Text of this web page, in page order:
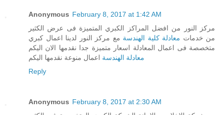
Anonymous February 8, 2017 at 1:42 AM
مركز النور من افضل المراكز الكبري المتميزة فى عرض الكثير
من خدمات معادلة كلية الهندسة مع مركز النور لدينا اعمال كبري
متخصصة فى اعمال المعادلة اسعار متميزة جدا نقدمها الان اليكم
معادلة الهندسة اعمال منوعة نقدمها اليكم
Reply
Anonymous February 8, 2017 at 2:30 AM